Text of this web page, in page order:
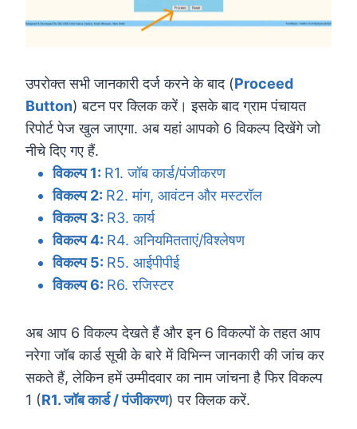
उपरोक्त सभी जानकारी दर्ज करने के बाद (Proceed
Button) बटन पर क्लिक करें। इसके बाद ग्राम पंचायत
रिपोर्ट पेज खुल जाएगा. अब यहां आपको 6 विकल्प दिखेंगे जो
नीचे दिए गए हैं.
विकल्प 1: R1. जॉब कार्ड/पंजीकरण
विकल्प 2: R2. मांग, आवंटन और मस्टरॉल
विकल्प 3: R3. कार्य
विकल्प 4: R4. अनियमितताएं/विश्लेषण
विकल्प 5: R5. आईपीपीई
विकल्प 6: R6. रजिस्टर
अब आप 6 विकल्प देखते हैं और इन 6 विकल्पों के तहत आप
नरेगा जॉब कार्ड सूची के बारे में विभिन्न जानकारी की जांच कर
सकते हैं, लेकिन हमें उम्मीदवार का नाम जांचना है फिर विकल्प
1 (R1. जॉब कार्ड / पंजीकरण) पर क्लिक करें.